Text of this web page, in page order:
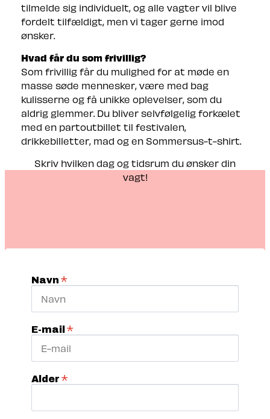
tilmelde sig individuelt, og alle vagter vil blive
fordelt tilfældigt, men vi tager gerne imod
ønsker.
Hvad får du som frivillig?
Som frivillig får du mulighed for at møde en
masse søde mennesker, være med bag
kulisserne og få unikke oplevelser, som du
aldrig glemmer. Du bliver selvfølgelig forkælet
med en partoutbillet til festivalen,
drikkebilletter, mad og en Sommersus-t-shirt.
Skriv hvilken dag og tidsrum du ønsker din
vagt!
Navn *
E-mail *
Alder *